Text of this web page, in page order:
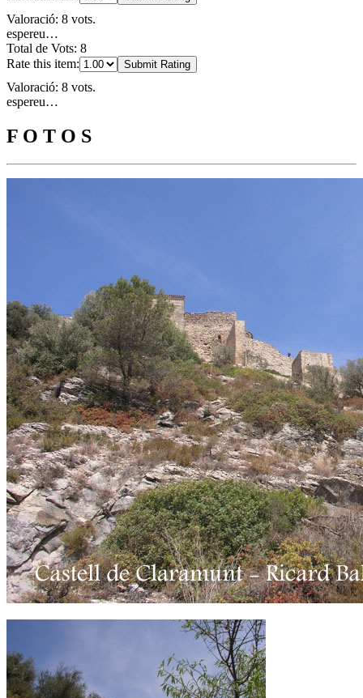
Valoració: 8 vots.
espereu…
Total de Vots: 8
Rate this item:
Submit Rating
Valoració: 8 vots.
espereu…
F O T O S